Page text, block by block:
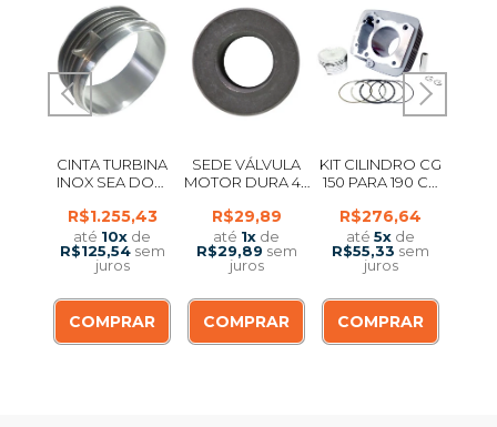
CINTA TURBINA
INOX SEA DOO
R$1.255,43
até 10x de
R$125,54sem
juros
COMPRAR
SEDE VÁLVULA
MOTOR DURA 42
10,5 MM
R$29,89
até 1x de
R$29,89 sem
juros
COMPRAR
KIT CILINDRO CG
150 PARA 190 CC
R$276,64
até5x de
R$55,33 sem
juros
COMPRAR